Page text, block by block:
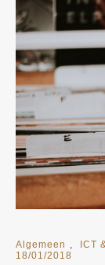
Algemeen ICT
18/01/2018